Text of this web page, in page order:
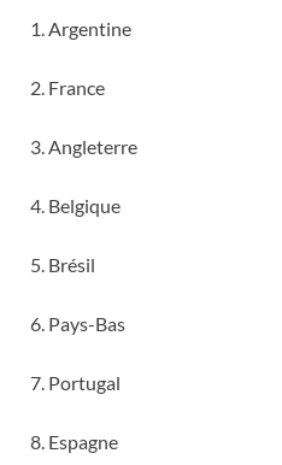
1. Argentine
2. France
3. Angleterre
4. Belgique
5. Brésil
6. Pays-Bas
7. Portugal
8. Espagne